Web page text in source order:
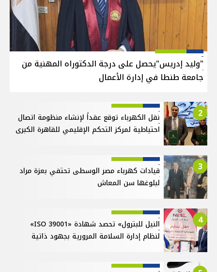
"وليد إدريس"يحصل على درجة الدكتوراه المهنية من
جامعة طنطا في إدارة الأعمال
2
نقل الكهرباء توقع عقداً لإنشاء منظومة اتصال
احتياطية لمركز التحكم الإقليمي للقاهرة الكبرى
3
قيادات كهرباء مصر الوسطى تحتفي بعزة مراد
لبلوغها سن المعاش
4
النيل للبترول» تحصد شهادة «ISO 39001»
لنظام إدارة السلامة المرورية بجهود ذاتية